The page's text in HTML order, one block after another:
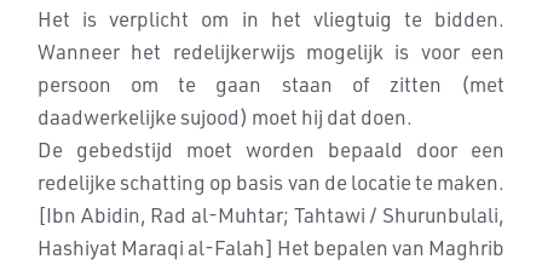
Het is verplicht om in het vliegtuig te bidden.
Wanneer het redelijkerwijs mogelijk is voor een
persoon om te gaan staan of zitten (met
daadwerkelijke sujood) moet hij dat doen.
De gebedstijd moet worden bepaald door een
redelijke schatting op basis van de locatie te maken.
[Ibn Abidin, Rad al-Muhtar; Tahtawi / Shurunbulali,
Hashiyat Maraqi al-Falah] Het bepalen van Maghrib